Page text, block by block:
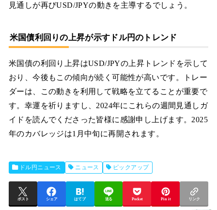
見通しが再びUSD/JPYの動きを主導するでしょう。
米国債利回りの上昇が示すドル円のトレンド
米国債の利回り上昇はUSD/JPYの上昇トレンドを示して
おり、今後もこの傾向が続く可能性が高いです。トレー
ダーは、この動きを利用して戦略を立てることが重要で
す。幸運を祈りますし、2024年にこれらの週間見通しガ
イドを読んでくださった皆様に感謝申し上げます。2025
年のカバレッジは1月中旬に再開されます。
ドル円ニュース ニュース ピックアップ
ポスト シェア はてブ 送る Pocket Pin it リンク